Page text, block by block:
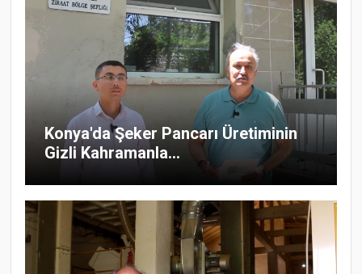
Konya'da Şeker Pancarı Üretiminin
Gizli Kahramanla...